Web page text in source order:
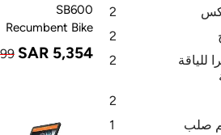
2
2
للياقة
2
2
صلب
1
SB600
Recumbent Bike
SAR 5,354